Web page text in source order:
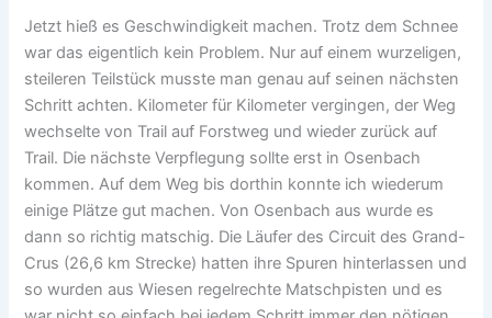
Jetzt hieß es Geschwindigkeit machen. Trotz dem Schnee
war das eigentlich kein Problem. Nur auf einem wurzeligen,
steileren Teilstück musste man genau auf seinen nächsten
Schritt achten. Kilometer für Kilometer vergingen, der Weg
wechselte von Trail auf Forstweg und wieder zurück auf
Trail. Die nächste Verpflegung sollte erst in Osenbach
kommen. Auf dem Weg bis dorthin konnte ich wiederum
einige Plätze gut machen. Von Osenbach aus wurde es
dann so richtig matschig. Die Läufer des Circuit des Grand-
Crus (26,6 km Strecke) hatten ihre Spuren hinterlassen und
so wurden aus Wiesen regelrechte Matschpisten und es